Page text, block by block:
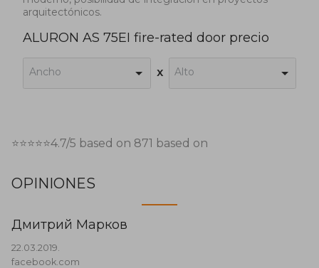
arquitectónicos.
ALURON AS 75EI fire-rated door precio
Ancho x Alto
⭐⭐⭐⭐⭐4.7/5 based on 871 based on
OPINIONES
Дмитрий Марков
22.03.2019.
facebook.com